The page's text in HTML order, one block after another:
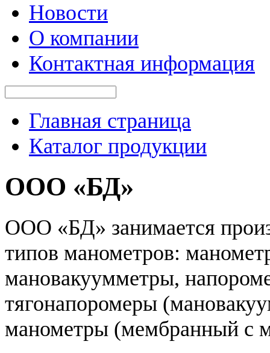
Новости
О компании
Контактная информация
Главная страница
Каталог продукции
ООО «БД»
ООО «БД» занимается
типов манометров:
мановакуумметры,
тягонапоромеры
манометры (мембранный с